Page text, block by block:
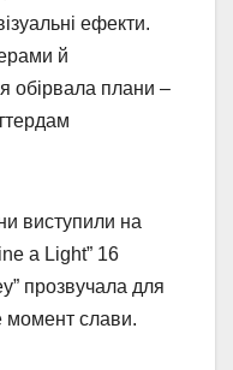
ефекти.
й
обірвала плани –
виступили на
a Light” 16
прозвучала для
момент слави.